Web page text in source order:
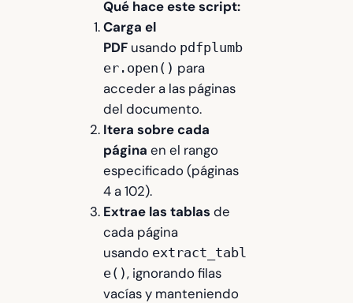
Qué hace este script:
Carga el
PDF usando pdfplumb
er.open() para
acceder a las páginas
del documento.
Itera sobre cada
página en el rango
especificado (páginas
4 a 102).
Extrae las tablas de
cada página
usando extract_tabl
e(), ignorando filas
vacías y manteniendo